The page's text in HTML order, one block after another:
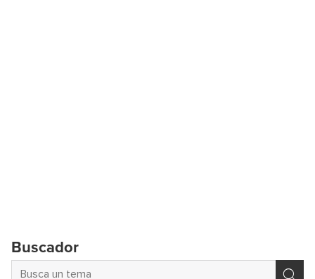
Buscador